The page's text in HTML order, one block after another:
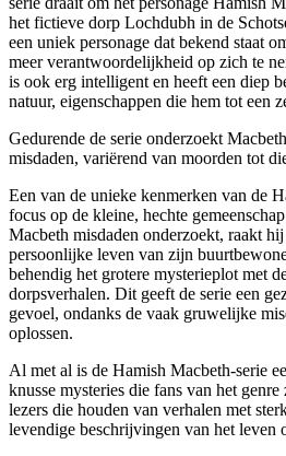
het fictieve dorp Lochdubh in de
een uniek personage dat bekend staat
meer verantwoordelijkheid op zich te
is ook erg intelligent en heeft een diep
natuur, eigenschappen die hem tot een
Gedurende de serie onderzoekt
misdaden, variërend van moorden tot
Een van de unieke kenmerken van de
focus op de kleine, hechte
Macbeth misdaden onderzoekt, raakt
persoonlijke leven van zijn
behendig het grotere mysterieplot met
dorpsverhalen. Dit geeft de serie een
gevoel, ondanks de vaak gruwelijke
oplossen.
Al met al is de Hamish Macbeth-serie
knusse mysteries die fans van het genre
lezers die houden van verhalen met
levendige beschrijvingen van het leven